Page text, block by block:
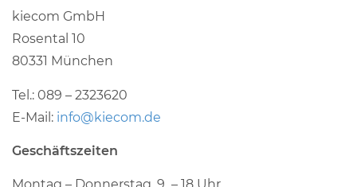
kiecom GmbH
Rosental 10
80331 München
Tel.: 089 – 2323620
E-Mail: info@kiecom.de
Geschäftszeiten